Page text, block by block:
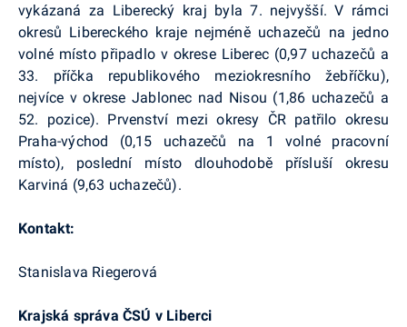
vykázaná za Liberecký kraj byla 7. nejvyšší. V rámci
okresů Libereckého kraje nejméně uchazečů na jedno
volné místo připadlo v okrese Liberec (0,97 uchazečů a
33. příčka republikového meziokresního žebříčku),
nejvíce v okrese Jablonec nad Nisou (1,86 uchazečů a
52. pozice). Prvenství mezi okresy ČR patřilo okresu
Praha-východ (0,15 uchazečů na 1 volné pracovní
místo), poslední místo dlouhodobě přísluší okresu
Karviná (9,63 uchazečů).
Kontakt:
Stanislava Riegerová
Krajská správa ČSÚ v Liberci